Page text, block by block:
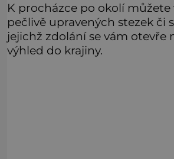
K procházce po okolí
pečlivě upravených stezek či
jejichž zdolání se vám otevře
výhled do krajiny.